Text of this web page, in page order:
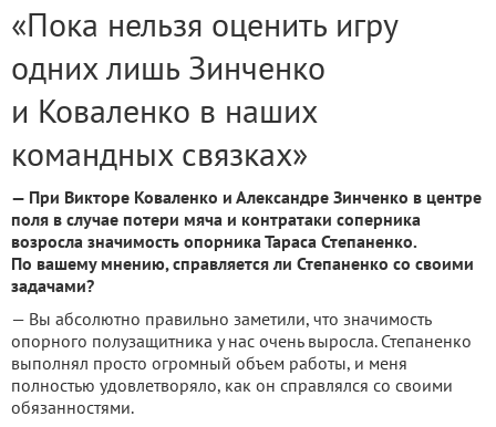
«Пока нельзя оценить игру
одних лишь Зинченко
и Коваленко в наших
командных связках»
— При Викторе Коваленко и Александре Зинченко в центре
поля в случае потери мяча и контратаки соперника
возросла значимость опорника Тараса Степаненко.
По вашему мнению, справляется ли Степаненко со своими
задачами?
— Вы абсолютно правильно заметили, что значимость
опорного полузащитника у нас очень выросла. Степаненко
выполнял просто огромный объем работы, и меня
полностью удовлетворяло, как он справлялся со своими
обязанностями.